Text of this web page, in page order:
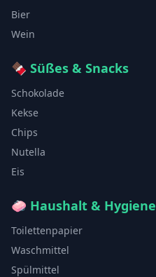
Bier
Wein
🍫 Süßes & Snacks
Schokolade
Kekse
Chips
Nutella
Eis
🧼 Haushalt & Hygiene
Toilettenpapier
Waschmittel
Spülmittel